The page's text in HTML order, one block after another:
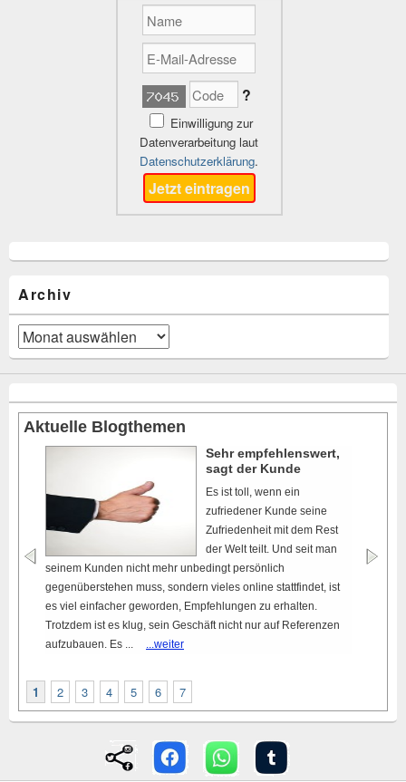
?
Einwilligung zur
Datenverarbeitung laut
Datenschutzerklärung.
Archiv
Archiv
Aktuelle Blogthemen
Sehr empfehlenswert,
sagt der Kunde
Es ist toll, wenn ein
zufriedener Kunde seine
Zufriedenheit mit dem Rest
der Welt teilt. Und seit man
seinem Kunden nicht mehr unbedingt persönlich
gegenüberstehen muss, sondern vieles online stattfindet, ist
es viel einfacher geworden, Empfehlungen zu erhalten.
Trotzdem ist es klug, sein Geschäft nicht nur auf Referenzen
aufzubauen. Es ...
...weiter
1 2 3 4 5 6 7